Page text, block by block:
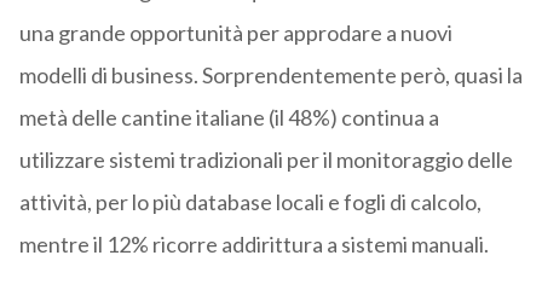
una grande opportunità per approdare a nuovi
modelli di business. Sorprendentemente però, quasi la
metà delle cantine italiane (il 48%) continua a
utilizzare sistemi tradizionali per il monitoraggio delle
attività, per lo più database locali e fogli di calcolo,
mentre il 12% ricorre addirittura a sistemi manuali.